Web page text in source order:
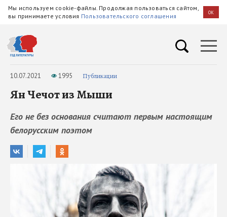
Мы используем cookie-файлы. Продолжая пользоваться сайтом,
вы принимаете условия Пользовательского соглашения OK
10.07.2021 1995 Публикации
Ян Чечот из Мыши
Его не без основания считают первым настоящим
белорусским поэтом